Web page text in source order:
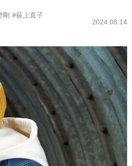
剛 #荻上直子
2024.08.14